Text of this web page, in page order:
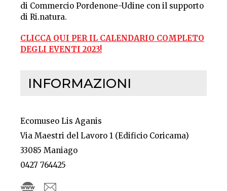
di Commercio Pordenone-Udine con il supporto
di Ri.natura.
CLICCA QUI PER IL CALENDARIO COMPLETO
DEGLI EVENTI 2023!
INFORMAZIONI
Ecomuseo Lis Aganis
Via Maestri del Lavoro 1 (Edificio Coricama)
33085 Maniago
0427 764425